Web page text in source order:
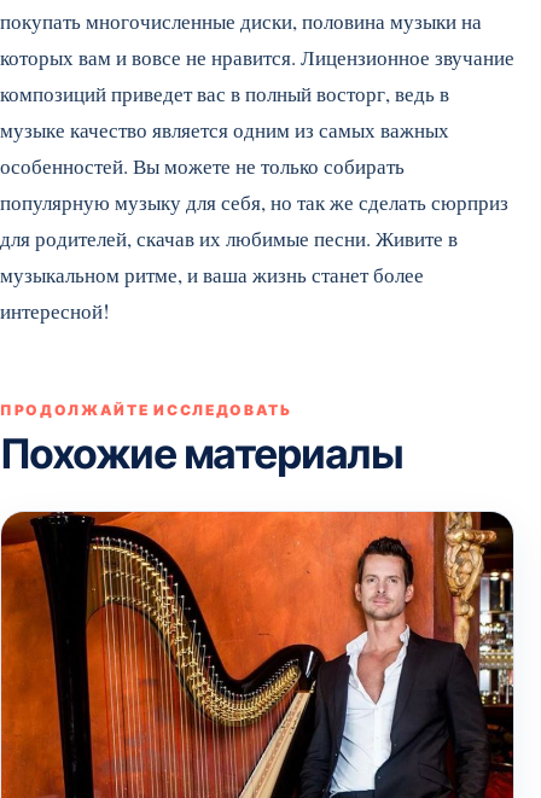
покупать многочисленные диски, половина музыки на
которых вам и вовсе не нравится. Лицензионное звучание
композиций приведет вас в полный восторг, ведь в
музыке качество является одним из самых важных
особенностей. Вы можете не только собирать
популярную музыку для себя, но так же сделать сюрприз
для родителей, скачав их любимые песни. Живите в
музыкальном ритме, и ваша жизнь станет более
интересной!
ПРОДОЛЖАЙТЕ ИССЛЕДОВАТЬ
Похожие материалы